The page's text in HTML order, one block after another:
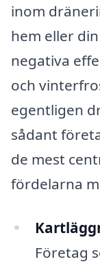
inom
hem eller
negativa
och
egentligen
sådant
de mest
fördelarna
Företag